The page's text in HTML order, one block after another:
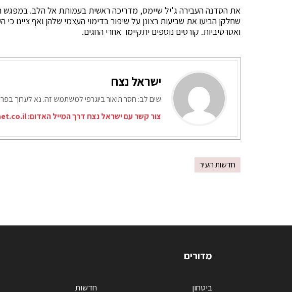
את הסדנה העבירה ג'יל שיימס, מדריכה ראשית בעמותת אל הלב. במפגש
שחלקן הביעו את שביעות רצונן על שיפור בדימוי העצמי שלהן ואף ציינו כי
ואסרטיביות. קורסים נוספים יתקיימו אחרי החגים.
ישראל נצח
שים לב: חסר תיאור ביוגרפי למשתמש זה. נא לערוך
צור קשר עם ישראל נצח דרך המייל האדום:
חדשות העיר
מדורים
ביטחון חדשות